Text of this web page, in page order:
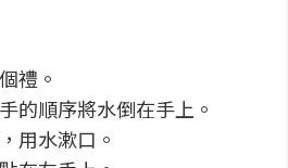
禮。
的順序將水倒在手上。
用水漱口。